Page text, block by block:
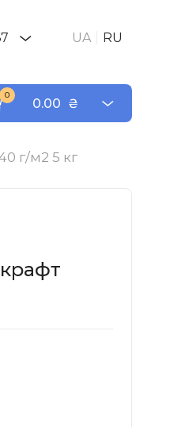
UA RU
0
0.00 ₴
г/м2 5 кг